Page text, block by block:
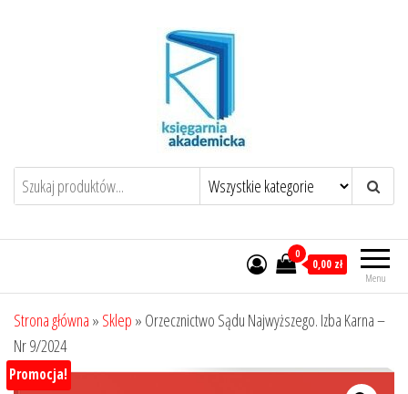
Menu
0
0,00 zł
Strona główna » Sklep » Orzecznictwo Sądu Najwyższego. Izba Karna –
Nr 9/2024
Promocja!